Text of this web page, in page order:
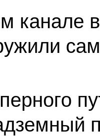
канале